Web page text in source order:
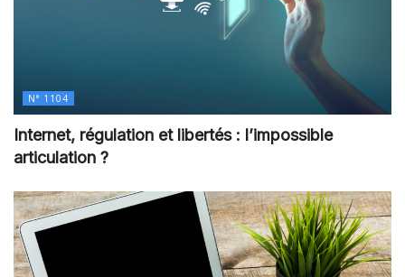
N° 1104
Internet, régulation et libertés : l’impossible
articulation ?